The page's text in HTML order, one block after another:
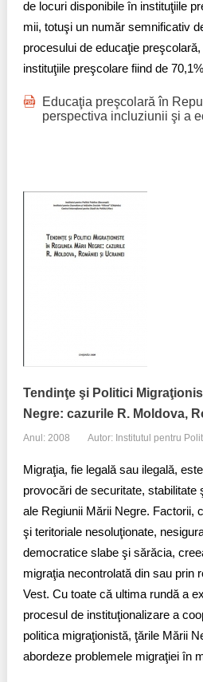
de locuri disponibile în instituţiile
mii, totuşi un număr semnificativ
procesului de educaţie
instituţiile preşcolare fiind de
Educaţia preşcolară în
perspectiva incluziunii şi a
Tendinţe şi Politici
Negre: cazurile R. Moldova,
Anul: 2008 Autor: Institutul pentru
Migraţia, fie legală sau ilegală,
provocări de securitate, stabilitate
ale Regiunii Mării Negre. Factorii,
şi teritoriale nesoluţionate,
democratice slabe şi sărăcia,
migraţia necontrolată din sau prin
Vest. Cu toate că ultima rundă a
procesul de instituţionalizare a
politica migraţionistă, ţările Mării
abordeze problemele migraţiei în